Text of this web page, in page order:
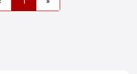
SENDO 1 COBERTA E 1
ONDE FICA A ÁREA
UMA GARAGEM